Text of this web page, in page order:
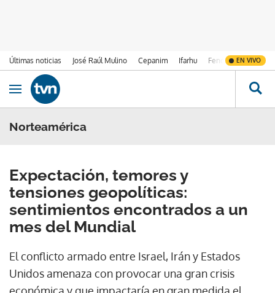
Últimas noticias José Raúl Mulino Cepanim Ifarhu Fenómeno de El
EN VIVO
Ir al contenido
Obrir navegació
Norteamérica
Expectación, temores y
tensiones geopolíticas:
sentimientos encontrados a un
mes del Mundial
El conflicto armado entre Israel, Irán y Estados
Unidos amenaza con provocar una gran crisis